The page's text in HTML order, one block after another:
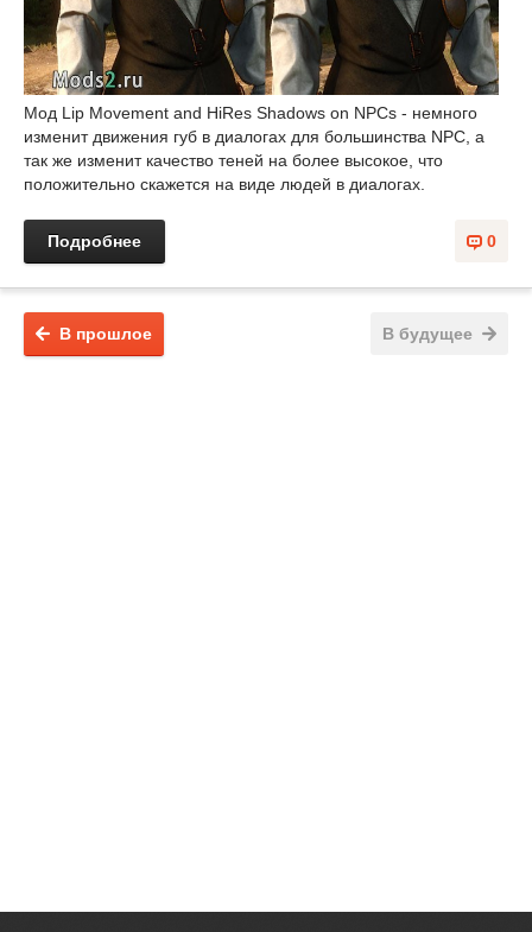
Мод Lip Movement and HiRes Shadows on NPCs - немного
изменит движения губ в диалогах для большинства NPC, а
так же изменит качество теней на более высокое, что
положительно скажется на виде людей в диалогах.
0
Подробнее
В будущее
В прошлое